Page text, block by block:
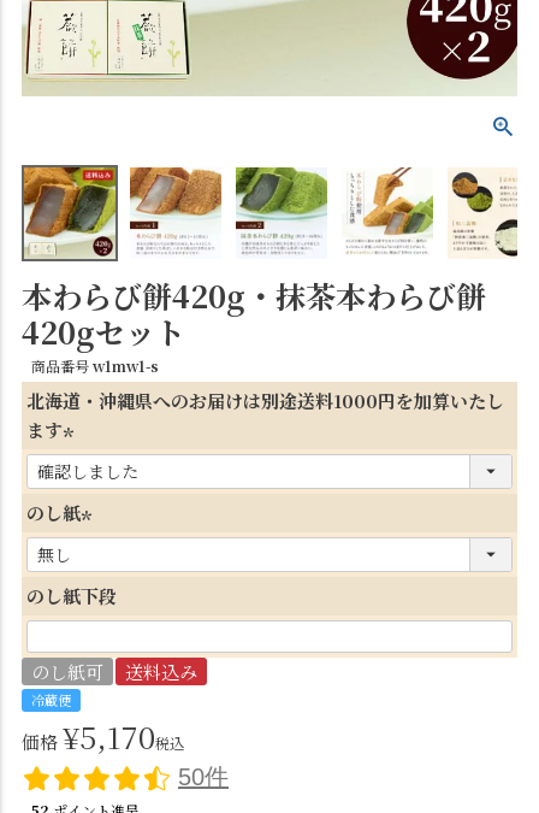
本わらび餅420g・抹茶本わらび餅
420gセット
商品番号w1mw1-s
北海道・沖縄県へのお届けは別途送料1000円を加算いたし
ます
(
必
須
)
のし紙
必
須
のし紙下段
のし紙可 送料込み
冷蔵便
価格¥5,170税込
50件